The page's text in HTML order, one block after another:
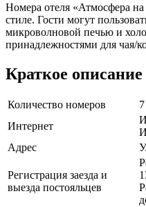
Номера отеля «Атмосфера
стиле. Гости могут
микроволновой печью и
принадлежностями для чая/
Краткое описание
Количество номеров
7
Интернет
Адрес
Регистрация заезда и
выезда постояльцев